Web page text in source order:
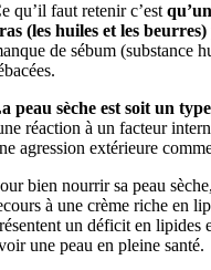
qu’il faut retenir c’est
(les huiles et les
de sébum (substance
peau sèche est soit un
réaction à un facteur
agression extérieure
bien nourrir sa peau
à une crème riche en
un déficit en lipides
une peau en pleine santé.